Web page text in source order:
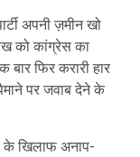
अपनी ज़मीन खो
को कांग्रेस का
फिर करारी हार
पर जवाब देने के
के खिलाफ अनाप-